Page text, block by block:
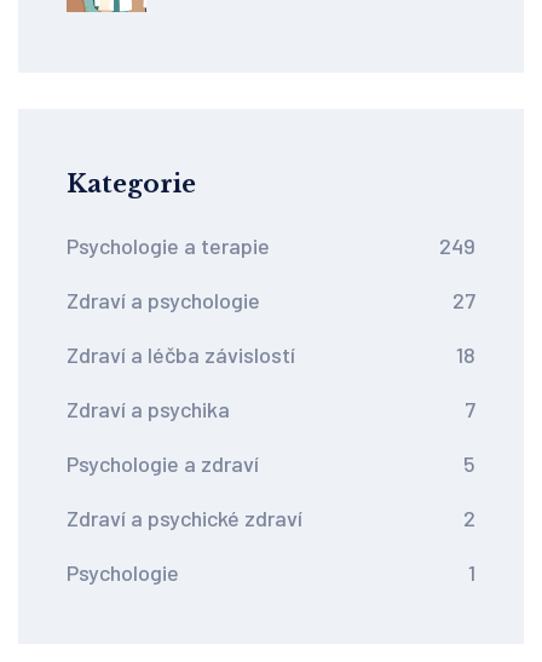
Kategorie
Psychologie a terapie 249
Zdraví a psychologie 27
Zdraví a léčba závislostí 18
Zdraví a psychika 7
Psychologie a zdraví 5
Zdraví a psychické zdraví 2
Psychologie 1